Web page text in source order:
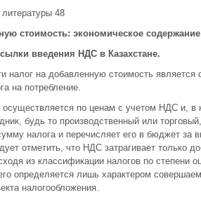
48
стоимость: экономическое
введения НДС в Казахстане.
налог на добавленную стоимость
на потребление.
осуществляется по ценам с учетом НДС и, в
будь то производственный или
налога и перечисляет его в бюджет
отметить, что НДС затрагивает только
из классификации налогов по степени
определяется лишь характером
налогообложения.